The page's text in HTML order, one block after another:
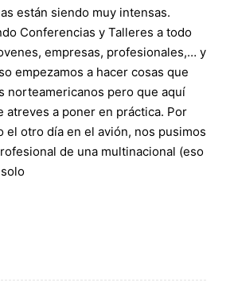
están siendo muy intensas.
Conferencias y Talleres a todo
empresas, profesionales,… y
empezamos a hacer cosas que
norteamericanos pero que aquí
atreves a poner en práctica. Por
el otro día en el avión, nos pusimos
de una multinacional (eso